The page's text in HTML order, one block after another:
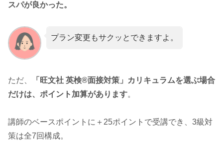
スパが良かった。
プラン変更もサクッとできますよ。
ただ、
「旺文社 英検®面接対策」カリキュラムを選ぶ場合
だけは、ポイント加算があります。
講師のベースポイントに＋25ポイントで受講でき、3級対
策は全7回構成。